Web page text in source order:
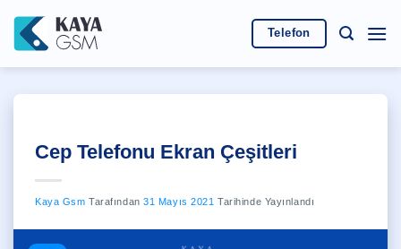
atla
Telefon
Cep Telefonu Ekran Çeşitleri
Kaya Gsm Tarafından 31 Mayıs 2021 Tarihinde Yayınlandı